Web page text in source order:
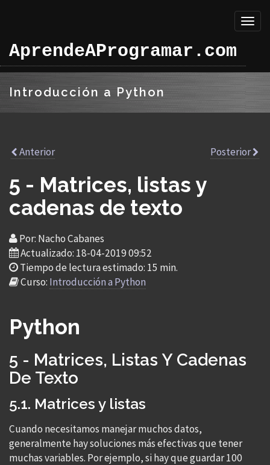
AprendeAProgramar.com
Introducción a Python
Anterior Posterior
5 - Matrices, listas y
cadenas de texto
Por: Nacho Cabanes
Actualizado: 18-04-2019 09:52
Tiempo de lectura estimado: 15 min.
Curso: Introducción a Python
Python
5 - Matrices, Listas Y Cadenas
De Texto
5.1. Matrices y listas
Cuando necesitamos manejar muchos datos,
generalmente hay soluciones más efectivas que tener
muchas variables. Por ejemplo, si hay que guardar 100